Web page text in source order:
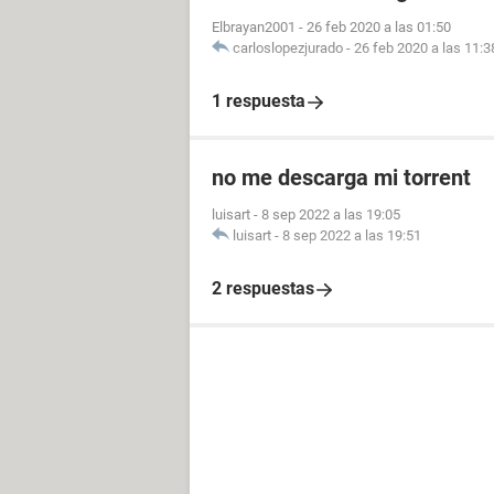
Elbrayan2001 - 26 feb 2020 a las 01:50
carloslopezjurado - 26 feb 2020 a las
1 respuesta
no me descarga mi torrent
luisart - 8 sep 2022 a las 19:05
luisart - 8 sep 2022 a las 19:51
2 respuestas